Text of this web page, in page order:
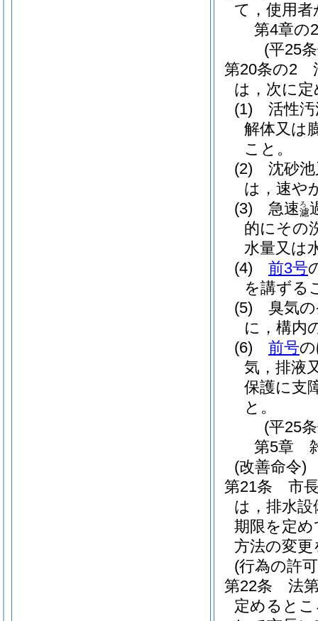
て，使用
第4章の2
(平25
第20条の2
は，次に
(1)
活性
解体又は
こと。
(2)
沈砂
は，速や
(3)
急速濾
ろ
的にその
水量又は
(4)
前3号
を講ずる
(5)
臭気
に，構内
(6)
前号
気，排液
保護に支
と。
(平25
第5章
(改善命令)
第21条
市
は，排水
期限を定
方法の変
(行為の許
第22条
法
定めると